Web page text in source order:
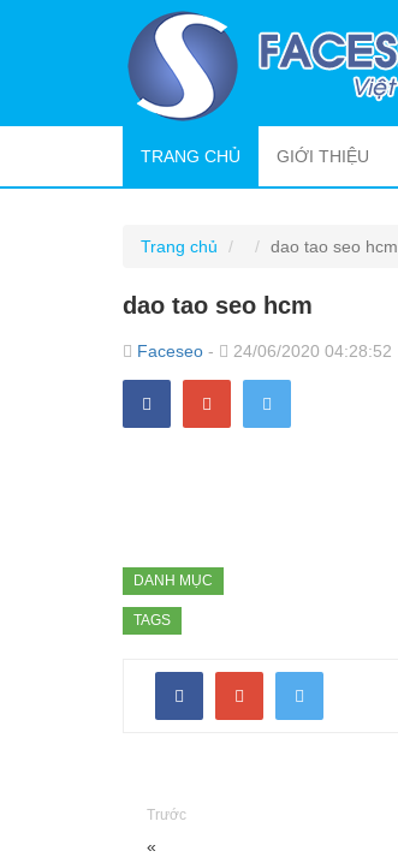
TRANG CHỦ (CURRENT)
GIỚI THIỆU
Trang chủ dao tao seo hcm
dao tao seo hcm
Faceseo - 24/06/2020 04:28:52
DANH MỤC
TAGS
Trước
«